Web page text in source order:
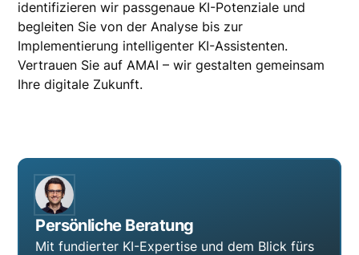
identifizieren wir passgenaue KI-Potenziale und
begleiten Sie von der Analyse bis zur
Implementierung intelligenter KI-Assistenten.
Vertrauen Sie auf AMAI – wir gestalten gemeinsam
Ihre digitale Zukunft.
Persönliche Beratung
Mit fundierter KI-Expertise und dem Blick fürs